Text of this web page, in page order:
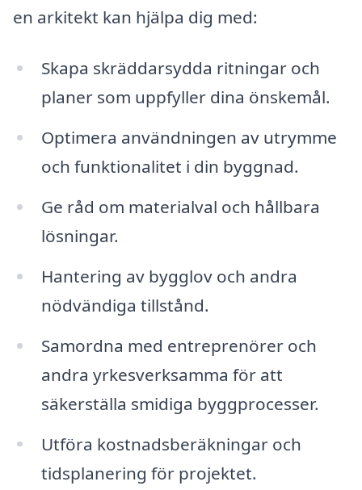
en arkitekt kan hjälpa dig med:
Skapa skräddarsydda ritningar och
planer som uppfyller dina önskemål.
Optimera användningen av utrymme
och funktionalitet i din byggnad.
Ge råd om materialval och hållbara
lösningar.
Hantering av bygglov och andra
nödvändiga tillstånd.
Samordna med entreprenörer och
andra yrkesverksamma för att
säkerställa smidiga byggprocesser.
Utföra kostnadsberäkningar och
tidsplanering för projektet.